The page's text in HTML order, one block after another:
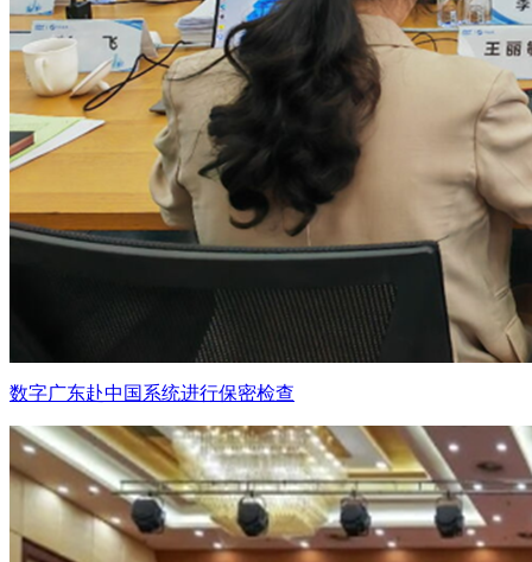
数字广东赴中国系统进行保密检查